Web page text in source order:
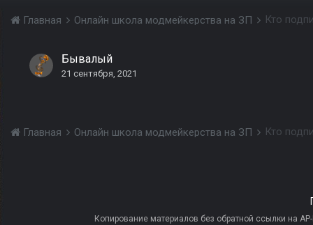
Главная Онлайн школа модмейкерства на ЗП Кто
Бывалый
21 сентября, 2021
Главная Онлайн школа модмейкерства на ЗП Кто
Копирование материалов без обратной ссылки на